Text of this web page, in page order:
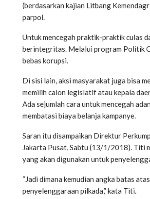
(berdasarkan kajian Litbang
parpol.
Untuk mencegah praktik-praktik culas
berintegritas. Melalui program Politik
bebas korupsi.
Di sisi lain, aksi masyarakat juga bisa
memilih calon legislatif atau kepala
Ada sejumlah cara untuk mencegah
membatasi biaya belanja kampanye.
Saran itu disampaikan Direktur
Jakarta Pusat, Sabtu (13/1/2018). Titi
yang akan digunakan untuk
“Jadi dimana kemudian angka batas
penyelenggaraan pilkada,” kata Titi.